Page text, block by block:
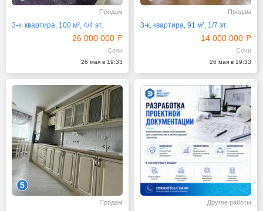
Продам
3-к. квартира, 100 м², 4/4 эт.
26 000 000
Сочи
26 мая в 19:33
Продам
3-к. квартира, 91 м², 1/7 эт.
14 000 000
Сочи
26 мая в 19:33
5
Продам Другие работы